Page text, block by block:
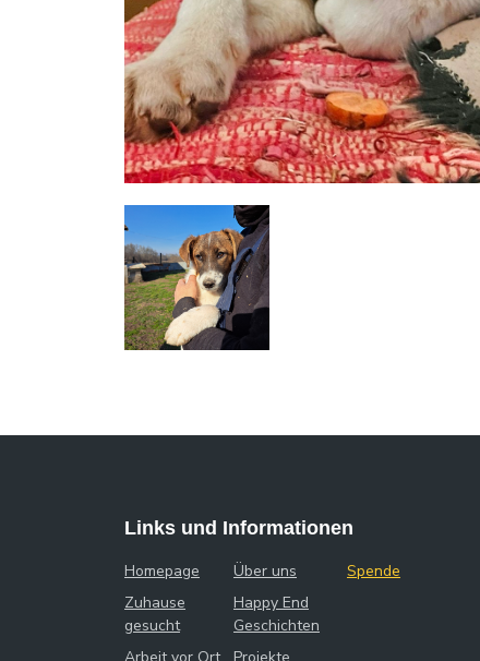
Links und Informationen
Homepage
Über uns
Zuhause
gesucht
Happy End
Geschichten
Spende